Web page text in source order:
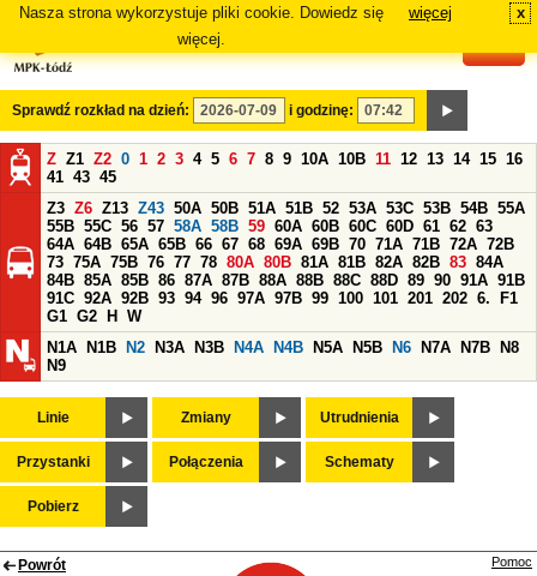
Nasza strona wykorzystuje pliki cookie. Dowiedz się
więcej.
więcej x
Sprawdź rozkład na dzień: i godzinę:
Z Z1 Z2 0 1 2 3 4 5 6 7 8 9 10A 10B 11 12 13 14 15 16
41 43 45
Z3 Z6 Z13 Z43 50A 50B 51A 51B 52 53A 53C 53B 54B 55A
55B 55C 56 57 58A 58B 59 60A 60B 60C 60D 61 62 63
64A 64B 65A 65B 66 67 68 69A 69B 70 71A 71B 72A 72B
73 75A 75B 76 77 78 80A 80B 81A 81B 82A 82B 83 84A
84B 85A 85B 86 87A 87B 88A 88B 88C 88D 89 90 91A 91B
91C 92A 92B 93 94 96 97A 97B 99 100 101 201 202 6.
F1
G1 G2 H
W
N1A
N1B N2 N3A N3B N4A N4B N5A N5B N6 N7A N7B
N8
N9
Linie Zmiany Utrudnienia
Przystanki Połączenia Schematy
Pobierz
Powrót Pomoc